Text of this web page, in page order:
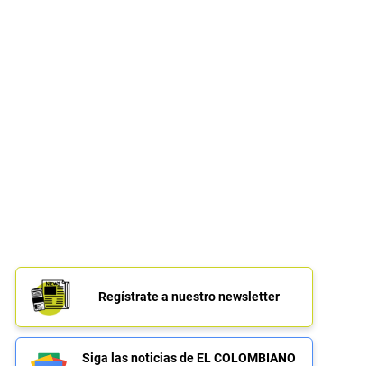
Regístrate a nuestro newsletter
Siga las noticias de EL COLOMBIANO